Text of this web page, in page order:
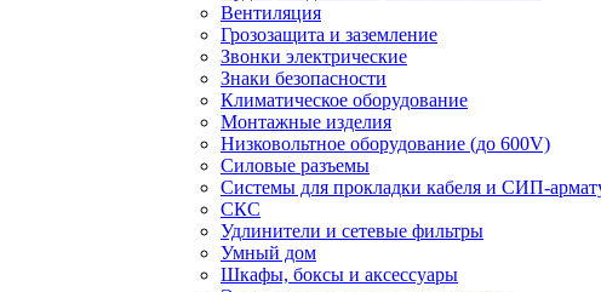
Вентиляция
Грозозащита и заземление
Звонки электрические
Знаки безопасности
Климатическое оборудование
Монтажные изделия
Низковольтное оборудование (до 600V)
Силовые разъемы
Системы для прокладки кабеля и СИП-
СКС
Удлинители и сетевые фильтры
Умный дом
Шкафы, боксы и аксессуары